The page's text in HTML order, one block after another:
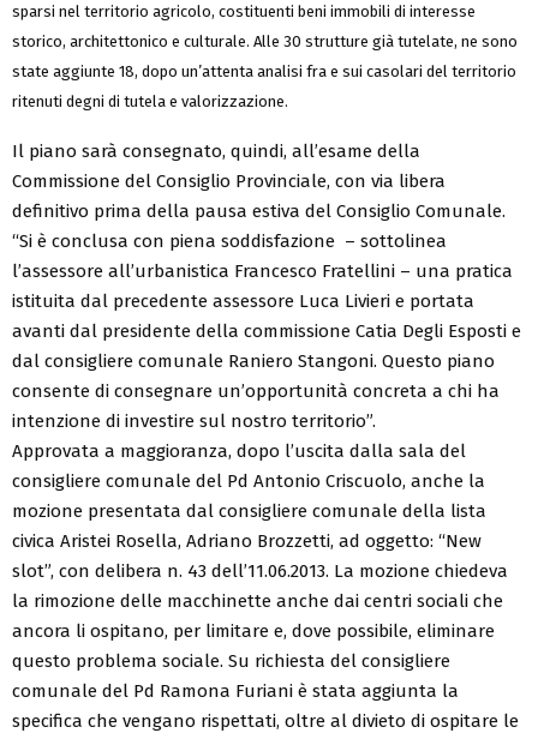
sparsi nel territorio agricolo, costituenti beni immobili di interesse
storico, architettonico e culturale. Alle 30 strutture già tutelate, ne sono
state aggiunte 18, dopo un’attenta analisi fra e sui casolari del territorio
ritenuti degni di tutela e valorizzazione.
Il piano sarà consegnato, quindi, all’esame della
Commissione del Consiglio Provinciale, con via libera
definitivo prima della pausa estiva del Consiglio Comunale.
“Si è conclusa con piena soddisfazione – sottolinea
l’assessore all’urbanistica Francesco Fratellini – una pratica
istituita dal precedente assessore Luca Livieri e portata
avanti dal presidente della commissione Catia Degli Esposti e
dal consigliere comunale Raniero Stangoni. Questo piano
consente di consegnare un’opportunità concreta a chi ha
intenzione di investire sul nostro territorio”.
Approvata a maggioranza, dopo l’uscita dalla sala del
consigliere comunale del Pd Antonio Criscuolo, anche la
mozione presentata dal consigliere comunale della lista
civica Aristei Rosella, Adriano Brozzetti, ad oggetto: “New
slot”, con delibera n. 43 dell’11.06.2013. La mozione chiedeva
la rimozione delle macchinette anche dai centri sociali che
ancora li ospitano, per limitare e, dove possibile, eliminare
questo problema sociale. Su richiesta del consigliere
comunale del Pd Ramona Furiani è stata aggiunta la
specifica che vengano rispettati, oltre al divieto di ospitare le